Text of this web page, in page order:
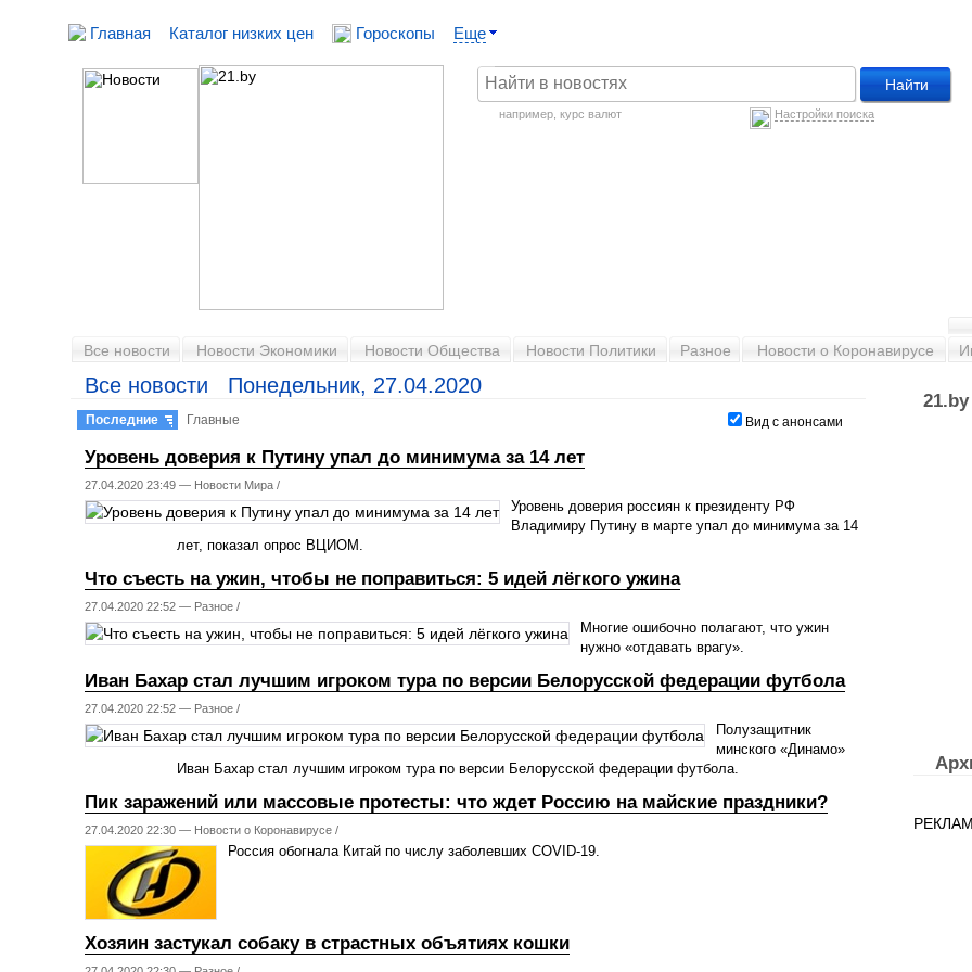
Главная Каталог низких цен Гороскопы Еще
например, курс валют Настройки поиска
Все новости Новости Экономики Новости Общества Новости Политики Разное Новости о Коронавирусе
Все новости Понедельник, 27.04.2020
Последние Главные Вид с анонсами
Уровень доверия к Путину упал до минимума за 14 лет
27.04.2020 23:49 — Новости Мира /
Уровень доверия россиян к президенту РФ
Владимиру Путину в марте упал до минимума за 14
лет, показал опрос ВЦИОМ.
Что съесть на ужин, чтобы не поправиться: 5 идей лёгкого ужина
27.04.2020 22:52 — Разное /
Многие ошибочно полагают, что ужин
нужно «отдавать врагу».
Иван Бахар стал лучшим игроком тура по версии Белорусской федерации футбола
27.04.2020 22:52 — Разное /
Полузащитник
минского «Динамо»
Иван Бахар стал лучшим игроком тура по версии Белорусской федерации футбола.
Пик заражений или массовые протесты: что ждет Россию на майские праздники?
27.04.2020 22:30 — Новости о Коронавирусе /
Россия обогнала Китай по числу заболевших COVID-19.
Хозяин застукал собаку в страстных объятиях кошки